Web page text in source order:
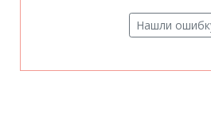
Нашли